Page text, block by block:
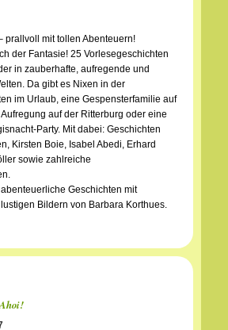
prallvoll mit tollen Abenteuern!
der Fantasie! 25 Vorlesegeschichten
in zauberhafte, aufregende und
Da gibt es Nixen in der
im Urlaub, eine Gespensterfamilie auf
auf der Ritterburg oder eine
Party. Mit dabei: Geschichten
Kirsten Boie, Isabel Abedi, Erhard
sowie zahlreiche
Geschichten mit
Bildern von Barbara Korthues.